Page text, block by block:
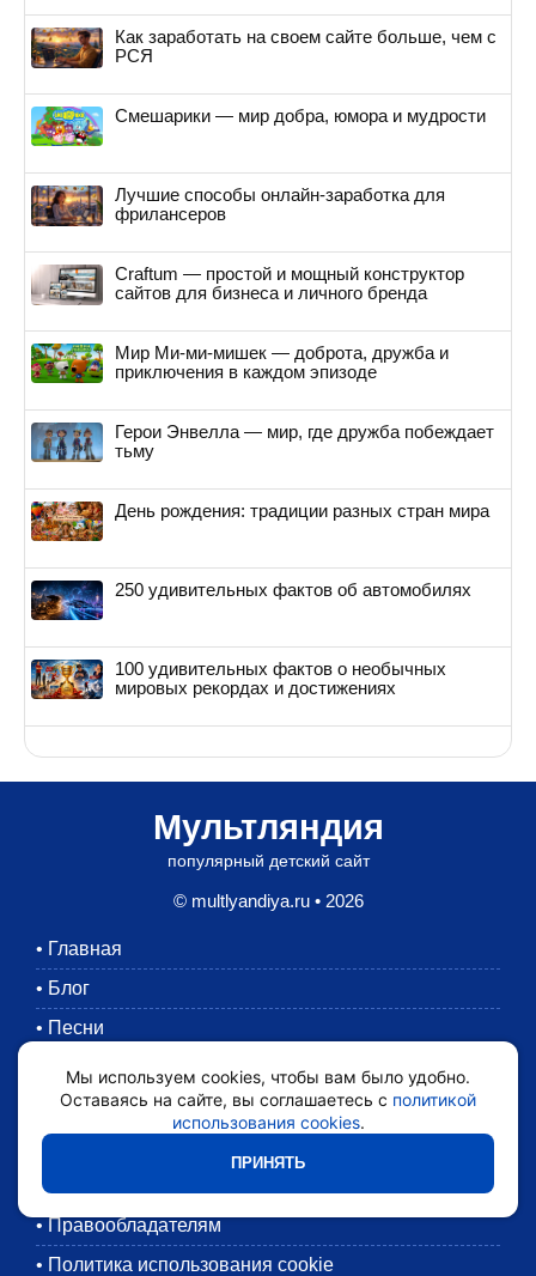
Как заработать на своем сайте больше, чем с
РСЯ
Смешарики — мир добра, юмора и мудрости
Лучшие способы онлайн-заработка для
фрилансеров
Craftum — простой и мощный конструктор
сайтов для бизнеса и личного бренда
Мир Ми-ми-мишек — доброта, дружба и
приключения в каждом эпизоде
Герои Энвелла — мир, где дружба побеждает
тьму
День рождения: традиции разных стран мира
250 удивительных фактов об автомобилях
100 удивительных фактов о необычных
мировых рекордах и достижениях
Мультляндия
популярный детский сайт
© multlyandiya.ru • 2026
• Главная
• Блог
• Песни
Раскраски
Картинки
•
•
• Правообладателям
• Политика использования cookie
Мы используем cookies, чтобы вам было удобно.
Оставаясь на сайте, вы соглашаетесь с политикой
использования cookies.
ПРИНЯТЬ